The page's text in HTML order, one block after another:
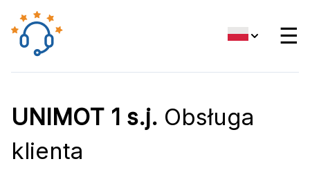
☰
UNIMOT 1 s.j. Obsługa
klienta